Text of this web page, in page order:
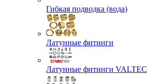
Гибкая подводка (вода)
Латунные фитинги
Латунные фитинги VALTEC